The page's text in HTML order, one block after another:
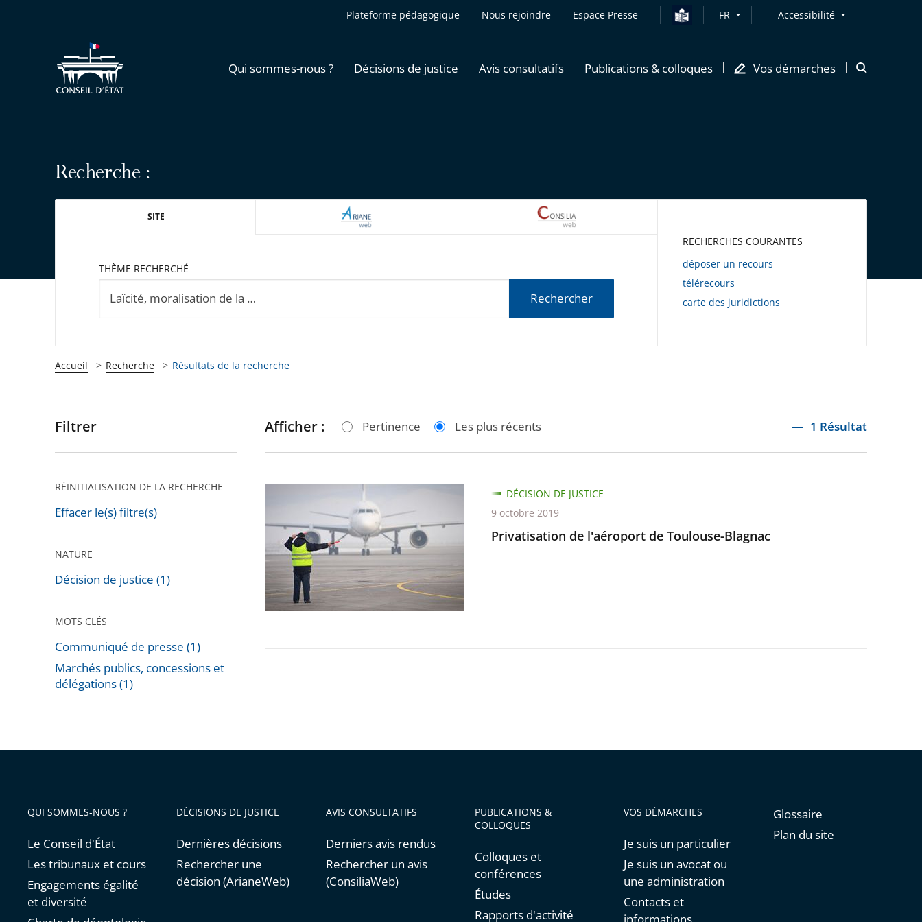
Plateforme pédagogique Nous rejoindre Espace Presse FR Accessibilité
Qui sommes-nous ? Décisions de justice Avis consultatifs Publications & colloques Vos démarches
Ouvrir
Recherche :
SITE ARIANEWEB
THÈME RECHERCHÉ
Rechercher
RECHERCHES COURANTES
déposer un recours
télérecours
carte des juridictions
Accueil Recherche Résultats de la recherche
Passer
pour
après
Filtrer
RÉINITIALISATION DE LA RECHERCHE
Effacer le(s) filtre(s)
NATURE
Décision de justice (1)
MOTS CLÉS
Communiqué de presse (1)
Marchés publics, concessions et
délégations (1)
Afficher : Pertinence Les plus récents 1 Résultat
l'aéroport
de
Toulouse-
Blagnac
Privatisation de l'aéroport de Toulouse-Blagnac
DÉCISION DE JUSTICE
9 octobre 2019
QUI SOMMES-NOUS ?
Le Conseil d'État
Les tribunaux et cours
Engagements égalité
et diversité
DÉCISIONS DE JUSTICE
Dernières décisions
Rechercher une
décision (ArianeWeb)
AVIS CONSULTATIFS
Derniers avis rendus
Rechercher un avis
(ConsiliaWeb)
PUBLICATIONS &
COLLOQUES
Colloques et
conférences
Études
Rapports d'activité
VOS DÉMARCHES
Je suis un particulier
Je suis un avocat ou
une administration
Contacts et
Glossaire
Plan du site